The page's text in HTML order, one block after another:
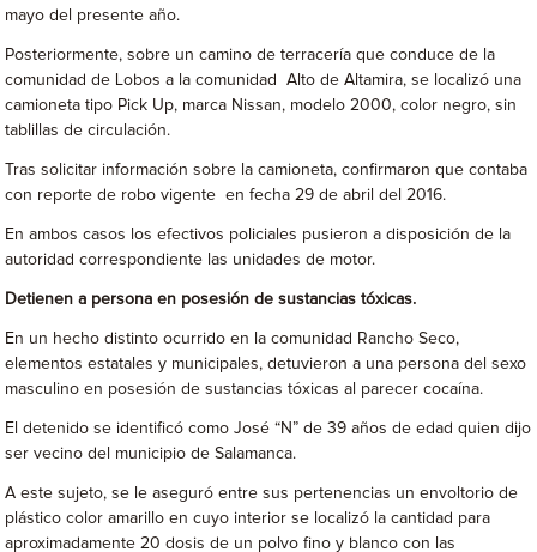
mayo del presente año.
Posteriormente, sobre un camino de terracería que conduce de la
comunidad de Lobos a la comunidad Alto de Altamira, se localizó una
camioneta tipo Pick Up, marca Nissan, modelo 2000, color negro, sin
tablillas de circulación.
Tras solicitar información sobre la camioneta, confirmaron que contaba
con reporte de robo vigente en fecha 29 de abril del 2016.
En ambos casos los efectivos policiales pusieron a disposición de la
autoridad correspondiente las unidades de motor.
Detienen a persona en posesión de sustancias tóxicas.
En un hecho distinto ocurrido en la comunidad Rancho Seco,
elementos estatales y municipales, detuvieron a una persona del sexo
masculino en posesión de sustancias tóxicas al parecer cocaína.
El detenido se identificó como José “N” de 39 años de edad quien dijo
ser vecino del municipio de Salamanca.
A este sujeto, se le aseguró entre sus pertenencias un envoltorio de
plástico color amarillo en cuyo interior se localizó la cantidad para
aproximadamente 20 dosis de un polvo fino y blanco con las